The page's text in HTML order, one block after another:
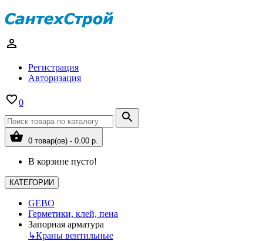
Регистрация
Авторизация
0
0 товар(ов) - 0.00 р.
В корзине пусто!
КАТЕГОРИИ
GEBO
Герметики, клей, пена
Запорная арматура
↳Краны вентильные